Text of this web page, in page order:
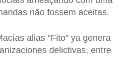
não fossem aceitas.
alias "Fito" ya genera
delictivas, entre